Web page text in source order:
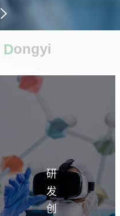
Dongyi
研
发
创